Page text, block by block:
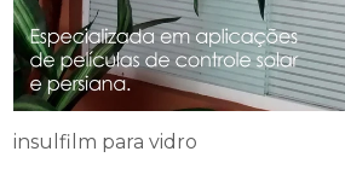
insulfilm para vidro